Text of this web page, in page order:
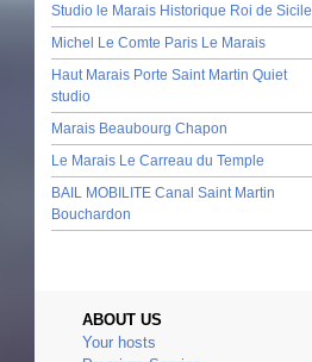
Studio le Marais Historique Roi de Sicile
Michel Le Comte Paris Le Marais
Haut Marais Porte Saint Martin Quiet
studio
Marais Beaubourg Chapon
Le Marais Le Carreau du Temple
BAIL MOBILITE Canal Saint Martin
Bouchardon
ABOUT US
Your hosts